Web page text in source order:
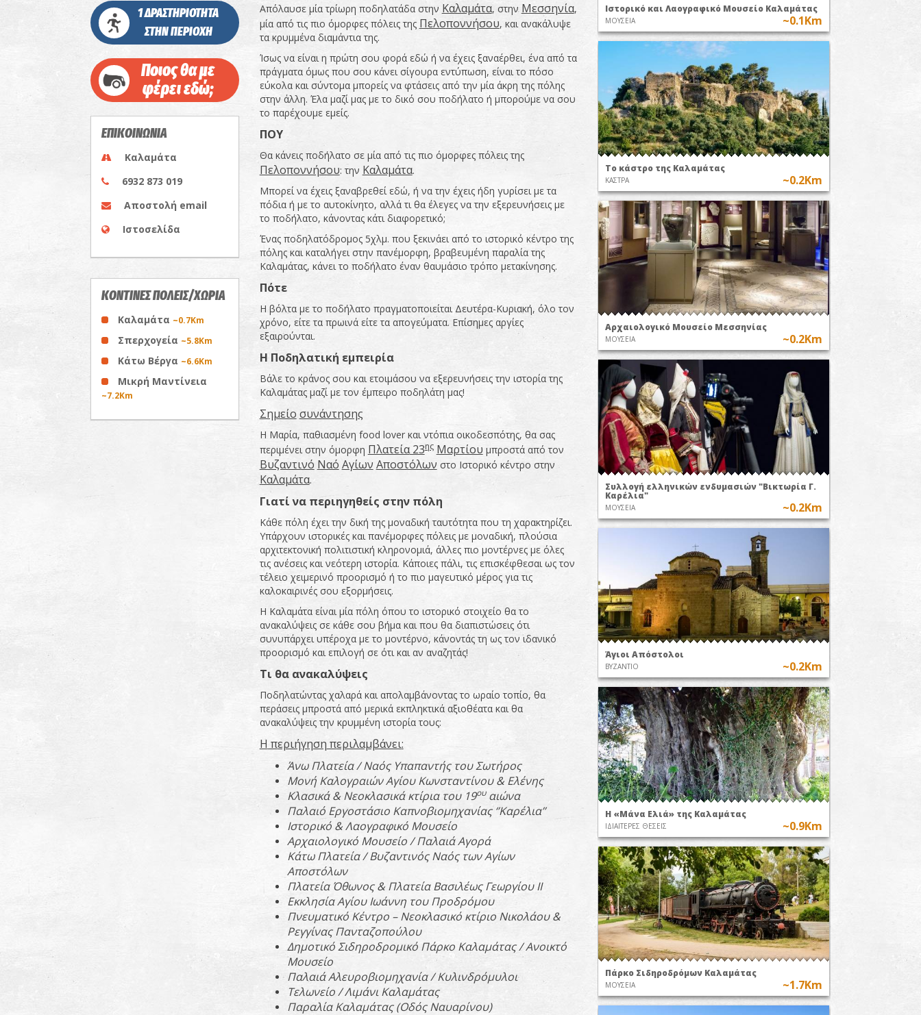
1 ΔΡΑΣΤΗΡΙΟΤΗΤΑ
ΣΤΗΝ ΠΕΡΙΟΧΗ
Ποιος θα με
φέρει εδώ;
ΕΠΙΚΟΙΝΩΝΙΑ
Καλαμάτα
6932 873 019
Αποστολή email
Ιστοσελίδα
ΚΟΝΤΙΝΕΣ ΠΟΛΕΙΣ/ΧΩΡΙΑ
Καλαμάτα ~0.7Km
Σπερχογεία ~5.8Km
Κάτω Βέργα ~6.6Km
Μικρή Μαντίνεια
~7.2Km
Απόλαυσε μία τρίωρη ποδηλατάδα στην Καλαμάτα, στην Μεσσηνία,
μία από τις πιο όμορφες πόλεις της Πελοποννήσου, και ανακάλυψε
τα κρυμμένα διαμάντια της.
Ίσως να είναι η πρώτη σου φορά εδώ ή να έχεις ξαναέρθει, ένα από τα
πράγματα όμως που σου κάνει σίγουρα εντύπωση, είναι το πόσο
εύκολα και σύντομα μπορείς να φτάσεις από την μία άκρη της πόλης
στην άλλη. Έλα μαζί μας με το δικό σου ποδήλατο ή μπορούμε να σου
το παρέχουμε εμείς.
ΠΟΥ
Θα κάνεις ποδήλατο σε μία από τις πιο όμορφες πόλεις της
Πελοποννήσου: την Καλαμάτα.
Μπορεί να έχεις ξαναβρεθεί εδώ, ή να την έχεις ήδη γυρίσει με τα
πόδια ή με το αυτοκίνητο, αλλά τι θα έλεγες να την εξερευνήσεις με
το ποδήλατο, κάνοντας κάτι διαφορετικό;
Ένας ποδηλατόδρομος 5χλμ. που ξεκινάει από το ιστορικό κέντρο της
πόλης και καταλήγει στην πανέμορφη, βραβευμένη παραλία της
Καλαμάτας, κάνει το ποδήλατο έναν θαυμάσιο τρόπο μετακίνησης.
Πότε
Η βόλτα με το ποδήλατο πραγματοποιείται Δευτέρα-Κυριακή, όλο τον
χρόνο, είτε τα πρωινά είτε τα απογεύματα. Επίσημες αργίες
εξαιρούνται.
Η Ποδηλατική εμπειρία
Βάλε το κράνος σου και ετοιμάσου να εξερευνήσεις την ιστορία της
Καλαμάτας μαζί με τον έμπειρο ποδηλάτη μας!
Σημείο συνάντησης
Η Μαρία, παθιασμένη food lover και ντόπια οικοδεσπότης, θα σας
περιμένει στην όμορφη Πλατεία23ης Μαρτίου μπροστά από τον
Βυζαντινό Ναό Αγίων Αποστόλων στο Ιστορικό κέντρο στην
Καλαμάτα.
Γιατί ναπεριηγηθείς στηνπόλη
Κάθε πόλη έχει την δική της μοναδική ταυτότητα που τη χαρακτηρίζει.
Υπάρχουν ιστορικές και πανέμορφες πόλεις με μοναδική, πλούσια
αρχιτεκτονική πολιτιστική κληρονομιά, άλλες πιο μοντέρνες με όλες
τις ανέσεις και νεότερη ιστορία. Κάποιες πάλι, τις επισκέφθεσαι ως τον
τέλειο χειμερινό προορισμό ή το πιο μαγευτικό μέρος για τις
καλοκαιρινές σου εξορμήσεις.
Η Καλαμάτα είναι μία πόλη όπου το ιστορικό στοιχείο θα το
ανακαλύψεις σε κάθε σου βήμα και που θα διαπιστώσεις ότι
συνυπάρχει υπέροχα με το μοντέρνο, κάνοντάς τη ως τον ιδανικό
προορισμό και επιλογή σε ότι και αν αναζητάς!
Τι θα ανακαλύψεις
Ποδηλατώντας χαλαρά και απολαμβάνοντας το ωραίο τοπίο, θα
περάσεις μπροστά από μερικά εκπληκτικά αξιοθέατα και θα
ανακαλύψεις την κρυμμένη ιστορία τους:
Η περιήγηση περιλαμβάνει:
Άνω Πλατεία/Ναός Υπαπαντής τουΣωτήρος
Μονή ΚαλογραιώνΑγίου Κωνσταντίνου& Ελένης
Κλασικά& Νεοκλασικά κτίρια του19ου αιώνα
Παλαιό Εργοστάσιο Καπνοβιομηχανίας‘’Καρέλια’’
Ιστορικό&Λαογραφικό Μουσείο
Αρχαιολογικό Μουσείο/ΠαλαιάΑγορά
Κάτω Πλατεία/Βυζαντινός Ναός τωνΑγίων
Αποστόλων
Πλατεία Όθωνος& Πλατεία Βασιλέως Γεωργίου ΙΙ
ΕκκλησίαΑγίου Ιωάννη του Προδρόμου
Πνευματικό Κέντρο–Νεοκλασικό κτίριο Νικολάου&
Ρεγγίνας Πανταζοπούλου
ΔημοτικόΣιδηροδρομικό Πάρκο Καλαμάτας/Ανοικτό
Μουσείο
ΠαλαιάΑλευροβιομηχανία/Κυλινδρόμυλοι
Τελωνείο/Λιμάνι Καλαμάτας
Παραλία Καλαμάτας(Οδός Ναυαρίνου)
Ιστορικό και Λαογραφικό Μουσείο Καλαμάτας
ΜΟΥΣΕΙΑ ~0.1Km
Το κάστρο της Καλαμάτας
ΚΑΣΤΡΑ ~0.2Km
Αρχαιολογικό Μουσείο Μεσσηνίας
ΜΟΥΣΕΙΑ ~0.2Km
Συλλογή ελληνικών ενδυμασιών "Βικτωρία Γ.
Καρέλια"
ΜΟΥΣΕΙΑ ~0.2Km
Άγιοι Απόστολοι
ΒΥΖΑΝΤΙΟ ~0.2Km
Η «Μάνα Ελιά» της Καλαμάτας
ΙΔΙΑΙΤΕΡΕΣ ΘΕΣΕΙΣ ~0.9Km
Πάρκο Σιδηροδρόμων Καλαμάτας
ΜΟΥΣΕΙΑ ~1.7Km